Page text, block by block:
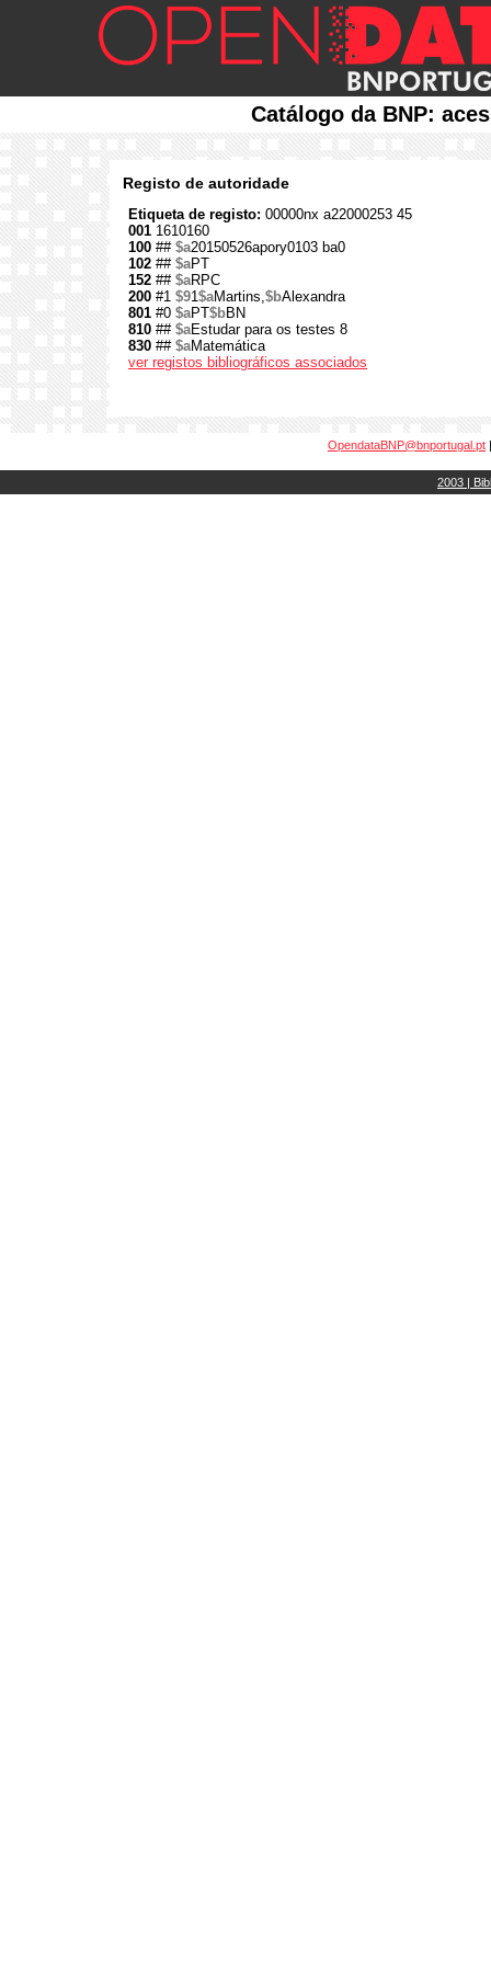
Catálogo da BNP:
Registo de autoridade
Etiqueta de registo: 00000nx a22000253 45
001 1610160
100 ## $a20150526apory0103 ba0
102 ## $aPT
152 ## $aRPC
200 #1 $91$aMartins,$bAlexandra
801 #0 $aPT$bBN
810 ## $aEstudar para os testes 8
830 ## $aMatemática
ver registos bibliográficos associados
OpendataBNP@bnportugal.pt
2003 |